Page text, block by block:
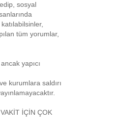
sosyal
tüm yorumlar,
yapıcı
kurumlara saldırı
İÇİN ÇOK